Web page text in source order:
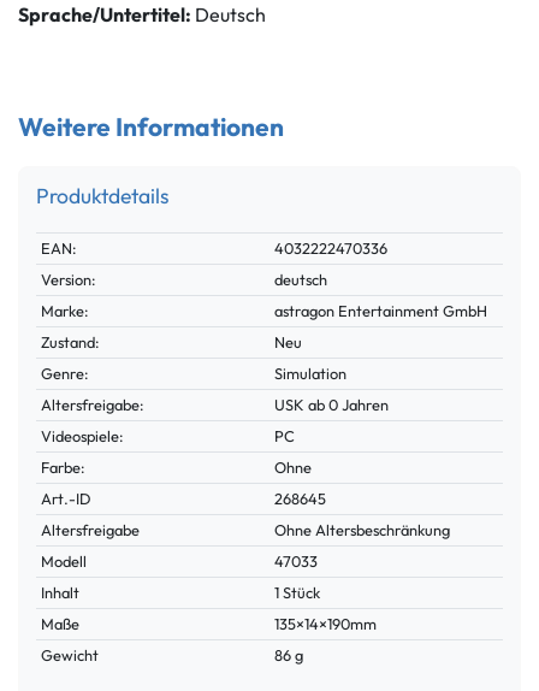
Sprache/Untertitel: Deutsch
Weitere Informationen
Produktdetails
Technisches
Merkmal
Wert
EAN:
4032222470336
Version:
deutsch
Marke:
astragon Entertainment GmbH
Zustand:
Neu
Genre:
Simulation
Altersfreigabe:
USK ab 0 Jahren
Videospiele:
PC
Farbe:
Ohne
Technisches
Merkmal
Wert
Art.-ID
268645
Altersfreigabe
Ohne Altersbeschränkung
Modell
47033
Inhalt
1 Stück
Maße
135×14×190mm
Gewicht
86 g